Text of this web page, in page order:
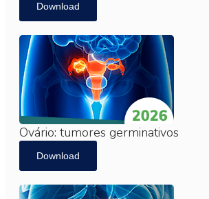
Download
Ovário: tumores germinativos
Download